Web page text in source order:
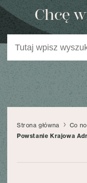
Chcę
Strona główna
Co
Powstanie Krajowa